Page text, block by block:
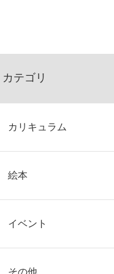
カテゴリ
カリキュラム
絵本
イベント
その他